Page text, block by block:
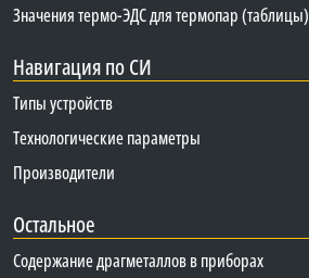
Значения термо-ЭДС для термопар (таблицы)
Навигация по СИ
Типы устройств
Технологические параметры
Производители
Остальное
Содержание драгметаллов в приборах